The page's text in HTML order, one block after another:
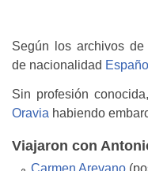
Según los archivos de
de nacionalidad
Sin profesión
Oravia habiendo
Viajaron con
Carmen Arevano